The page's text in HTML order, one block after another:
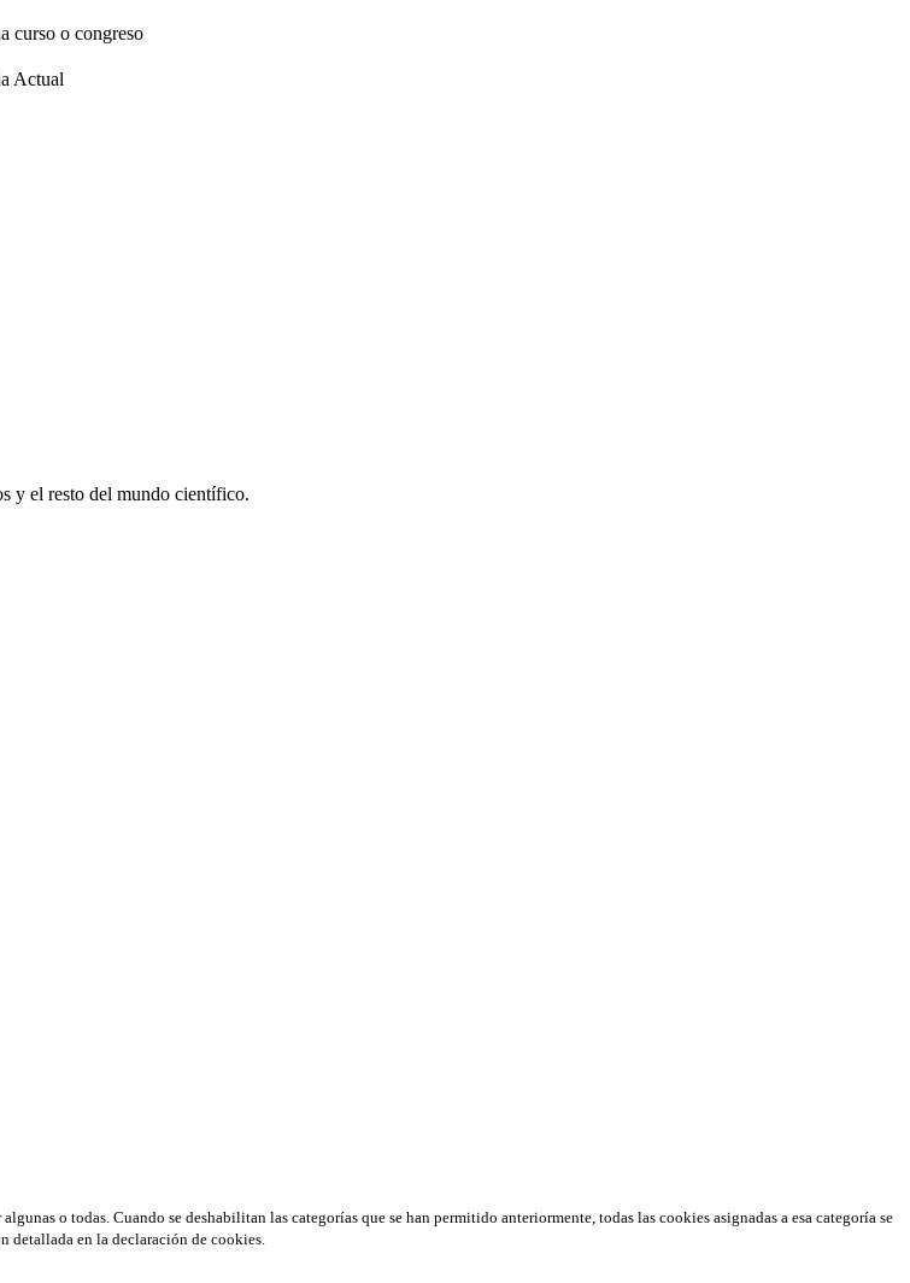
curso o congreso
Actual
y el resto del mundo científico.
o todas. Cuando se deshabilitan las categorías que se han permitido anteriormente, todas las cookies asignadas a esa categoría se
detallada en la declaración de cookies.